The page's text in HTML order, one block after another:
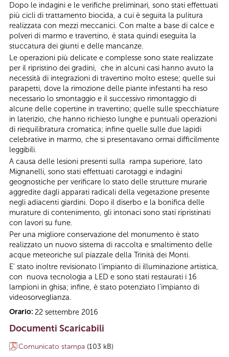
Dopo le indagini e le verifiche preliminari, sono stati effettuati
più cicli di trattamento biocida, a cui è seguita la pulitura
realizzata con mezzi meccanici. Con malte a base di calce e
polveri di marmo e travertino, è stata quindi eseguita la
stuccatura dei giunti e delle mancanze.
Le operazioni più delicate e complesse sono state realizzate
per il ripristino dei gradini, che in alcuni casi hanno avuto la
necessità di integrazioni di travertino molto estese; quelle sui
parapetti, dove la rimozione delle piante infestanti ha reso
necessario lo smontaggio e il successivo rimontaggio di
alcune delle copertine in travertino; quelle sulle specchiature
in laterizio, che hanno richiesto lunghe e puntuali operazioni
di riequilibratura cromatica; infine quelle sulle due lapidi
celebrative in marmo, che si presentavano ormai difficilmente
leggibili.
A causa delle lesioni presenti sulla rampa superiore, lato
Mignanelli, sono stati effettuati carotaggi e indagini
geognostiche per verificare lo stato delle strutture murarie
aggredite dagli apparati radicali della vegetazione presente
negli adiacenti giardini. Dopo il diserbo e la bonifica delle
murature di contenimento, gli intonaci sono stati ripristinati
con lavori su fune.
Per una migliore conservazione del monumento è stato
realizzato un nuovo sistema di raccolta e smaltimento delle
acque meteoriche sul piazzale della Trinità dei Monti.
E’ stato inoltre revisionato l’impianto di illuminazione artistica,
con nuova tecnologia a LED e sono stati restaurati i 16
lampioni in ghisa; infine, è stato potenziato l’impianto di
videosorveglianza.
Orario: 22 settembre 2016
Documenti Scaricabili
Comunicato stampa (103 kB)